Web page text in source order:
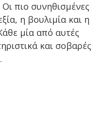
πιο συνηθισμένες
η βουλιμία και η
μία από αυτές
και σοβαρές